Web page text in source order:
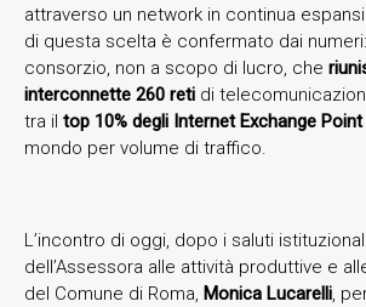
attraverso un network in continua
di questa scelta è confermato dai numeri:
consorzio, non a scopo di lucro, che
interconnette 260 reti di
tra il top 10% degli Internet Exchange Point
mondo per volume di traffico.
L’incontro di oggi, dopo i saluti
dell’Assessora alle attività produttive e
del Comune di Roma, Monica Lucarelli,